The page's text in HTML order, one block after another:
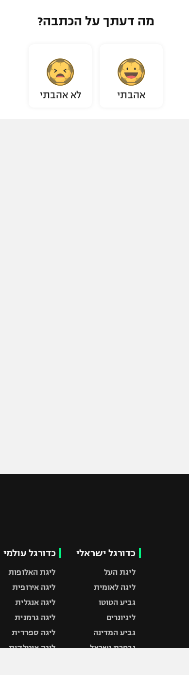
מה דעתך על הכתבה?
אהבתי לא אהבתי
כדורגל ישראלי
ליגת העל
ליגה לאומית
גביע הטוטו
ליגיונרים
גביע המדינה
נבחרת ישראל
כדורגל עולמי
ליגת האלופות
ליגה אירופית
ליגה אנגלית
ליגה גרמנית
ליגה ספרדית
ליגה איטלקית